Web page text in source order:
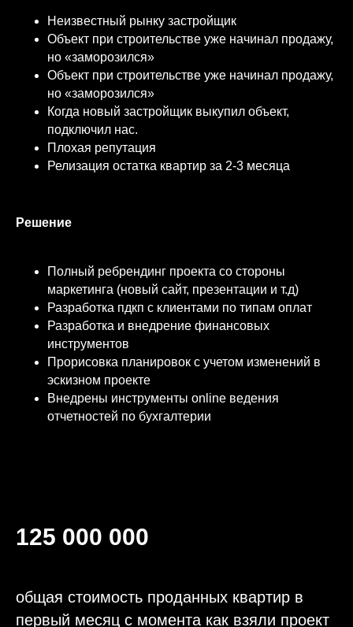
Неизвестный рынку застройщик
Объект при строительстве уже начинал продажу,
но «заморозился»
Объект при строительстве уже начинал продажу,
но «заморозился»
Когда новый застройщик выкупил объект,
подключил нас.
Плохая репутация
Релизация остатка квартир за 2-3 месяца
Решение
Полный ребрендинг проекта со стороны
маркетинга (новый сайт, презентации и т.д)
Разработка пдкп с клиентами по типам оплат
Разработка и внедрение финансовых
инструментов
Прорисовка планировок с учетом изменений в
эскизном проекте
Внедрены инструменты online ведения
отчетностей по бухгалтерии
125 000 000
общая стоимость проданных квартир в
первый месяц с момента как взяли проект